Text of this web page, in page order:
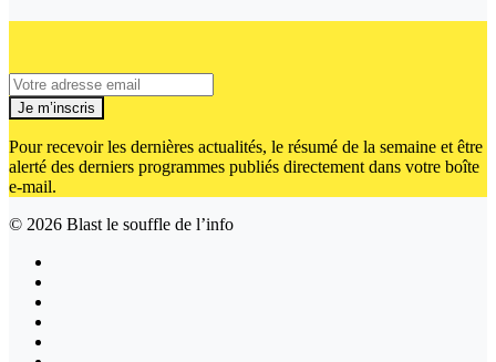
Je m’inscris
Pour recevoir les dernières actualités, le résumé de la semaine et être
alerté des derniers programmes publiés directement dans votre boîte
e-mail.
© 2026 Blast le souffle de l’info